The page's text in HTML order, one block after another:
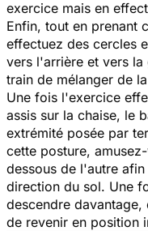
exercice mais en
Enfin, tout en prenant
effectuez des cercles
vers l'arrière et vers la
train de mélanger de
Une fois l'exercice
assis sur la chaise, le
extrémité posée par
cette posture,
dessous de l'autre
direction du sol. Une
descendre
de revenir en position